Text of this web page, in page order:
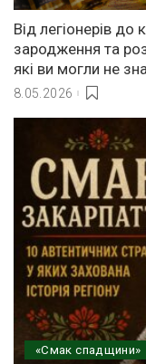
Від легіонерів до
зародження та
які ви могли не
8.05.2026
«Смак спадщини»